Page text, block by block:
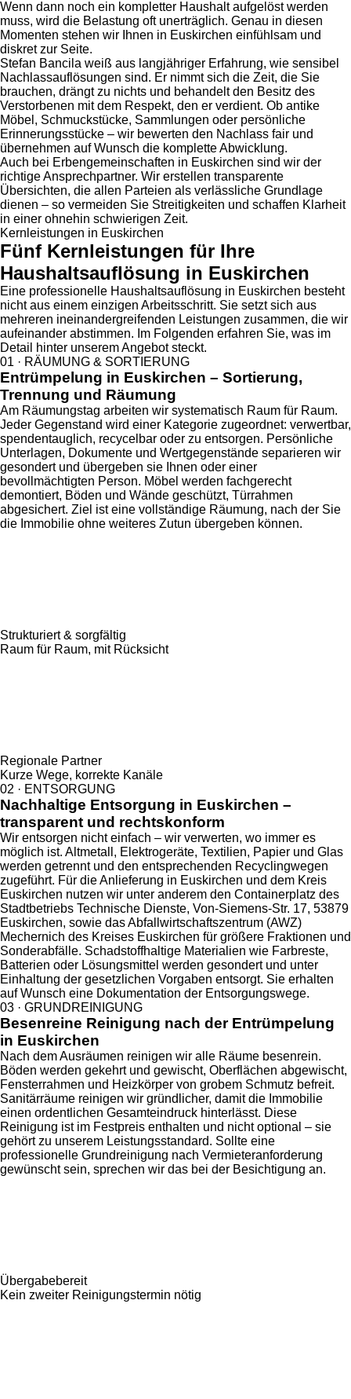
Wenn dann noch ein kompletter Haushalt aufgelöst werden
muss, wird die Belastung oft unerträglich. Genau in diesen
Momenten stehen wir Ihnen in Euskirchen einfühlsam und
diskret zur Seite.
Stefan Bancila weiß aus langjähriger Erfahrung, wie sensibel
Nachlassauflösungen sind. Er nimmt sich die Zeit, die Sie
brauchen, drängt zu nichts und behandelt den Besitz des
Verstorbenen mit dem Respekt, den er verdient. Ob antike
Möbel, Schmuckstücke, Sammlungen oder persönliche
Erinnerungsstücke – wir bewerten den Nachlass fair und
übernehmen auf Wunsch die komplette Abwicklung.
Auch bei Erbengemeinschaften in Euskirchen sind wir der
richtige Ansprechpartner. Wir erstellen transparente
Übersichten, die allen Parteien als verlässliche Grundlage
dienen – so vermeiden Sie Streitigkeiten und schaffen Klarheit
in einer ohnehin schwierigen Zeit.
Kernleistungen in Euskirchen
Fünf Kernleistungen für Ihre
Haushaltsauflösung in Euskirchen
Eine professionelle Haushaltsauflösung in Euskirchen besteht
nicht aus einem einzigen Arbeitsschritt. Sie setzt sich aus
mehreren ineinandergreifenden Leistungen zusammen, die wir
aufeinander abstimmen. Im Folgenden erfahren Sie, was im
Detail hinter unserem Angebot steckt.
01 · RÄUMUNG & SORTIERUNG
Entrümpelung in Euskirchen – Sortierung,
Trennung und Räumung
Am Räumungstag arbeiten wir systematisch Raum für Raum.
Jeder Gegenstand wird einer Kategorie zugeordnet: verwertbar,
spendentauglich, recycelbar oder zu entsorgen. Persönliche
Unterlagen, Dokumente und Wertgegenstände separieren wir
gesondert und übergeben sie Ihnen oder einer
bevollmächtigten Person. Möbel werden fachgerecht
demontiert, Böden und Wände geschützt, Türrahmen
abgesichert. Ziel ist eine vollständige Räumung, nach der Sie
die Immobilie ohne weiteres Zutun übergeben können.
Strukturiert & sorgfältig
Raum für Raum, mit Rücksicht
Regionale Partner
Kurze Wege, korrekte Kanäle
02 · ENTSORGUNG
Nachhaltige Entsorgung in Euskirchen –
transparent und rechtskonform
Wir entsorgen nicht einfach – wir verwerten, wo immer es
möglich ist. Altmetall, Elektrogeräte, Textilien, Papier und Glas
werden getrennt und den entsprechenden Recyclingwegen
zugeführt. Für die Anlieferung in Euskirchen und dem Kreis
Euskirchen nutzen wir unter anderem den Containerplatz des
Stadtbetriebs Technische Dienste, Von-Siemens-Str. 17, 53879
Euskirchen, sowie das Abfallwirtschaftszentrum (AWZ)
Mechernich des Kreises Euskirchen für größere Fraktionen und
Sonderabfälle. Schadstoffhaltige Materialien wie Farbreste,
Batterien oder Lösungsmittel werden gesondert und unter
Einhaltung der gesetzlichen Vorgaben entsorgt. Sie erhalten
auf Wunsch eine Dokumentation der Entsorgungswege.
03 · GRUNDREINIGUNG
Besenreine Reinigung nach der Entrümpelung
in Euskirchen
Nach dem Ausräumen reinigen wir alle Räume besenrein.
Böden werden gekehrt und gewischt, Oberflächen abgewischt,
Fensterrahmen und Heizkörper von grobem Schmutz befreit.
Sanitärräume reinigen wir gründlicher, damit die Immobilie
einen ordentlichen Gesamteindruck hinterlässt. Diese
Reinigung ist im Festpreis enthalten und nicht optional – sie
gehört zu unserem Leistungsstandard. Sollte eine
professionelle Grundreinigung nach Vermieteranforderung
gewünscht sein, sprechen wir das bei der Besichtigung an.
Übergabebereit
Kein zweiter Reinigungs­termin nötig